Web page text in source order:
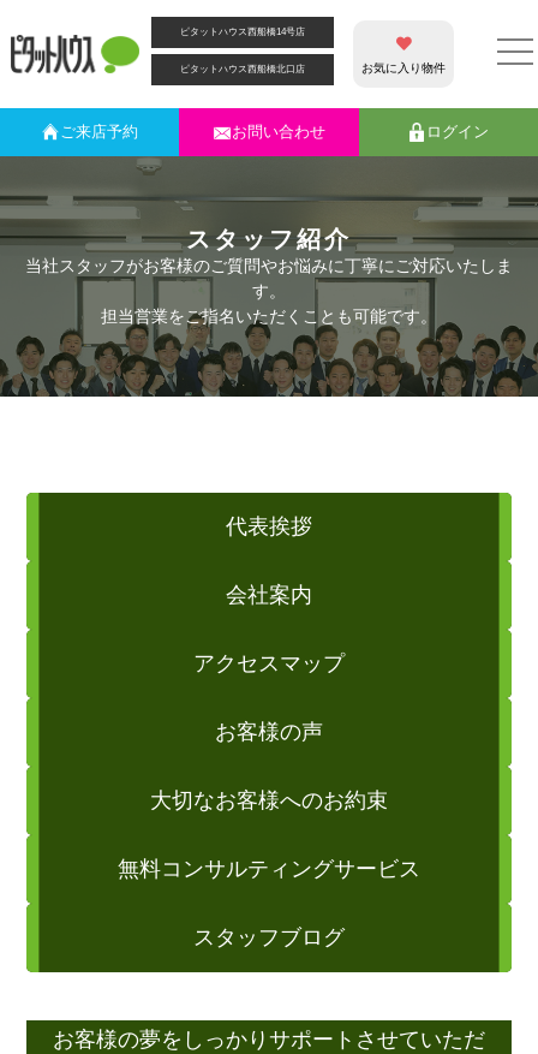
ピタットハウス西船橋14号店
ピタットハウス西船橋北口店 お気に入り物件
ご来店予約 お問い合わせ ログイン
スタッフ紹介
当社スタッフがお客様のご質問やお悩みに丁寧にご対応いたしま
す。
担当営業をご指名いただくことも可能です。
代表挨拶
会社案内
アクセスマップ
お客様の声
大切なお客様へのお約束
無料コンサルティングサービス
スタッフブログ
お客様の夢をしっかりサポートさせていただ